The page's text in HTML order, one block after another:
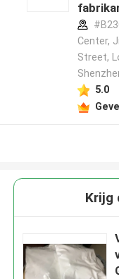
Center,
Street,
5.0
Krijg